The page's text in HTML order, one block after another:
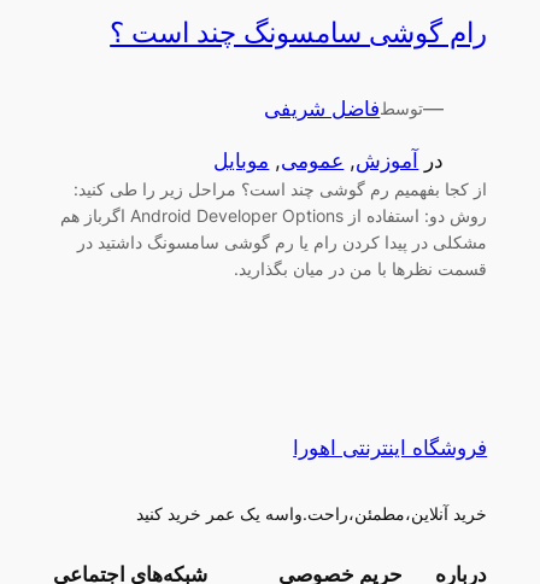
رام گوشی سامسونگ چند است ؟
—توسطفاضل شریفی
در آموزش, عمومی, موبایل
از کجا بفهمیم رم گوشی چند است؟ مراحل زیر را طی کنید:
روش دو: استفاده از Android Developer Options اگرباز هم
مشکلی در پیدا کردن رام یا رم گوشی سامسونگ داشتید در
قسمت نظرها با من در میان بگذارید.
فروشگاه اینترنتی اهورا
خرید آنلاین،مطمئن،راحت.واسه یک عمر خرید کنید
درباره حریم خصوصی شبکه‌های اجتماعی